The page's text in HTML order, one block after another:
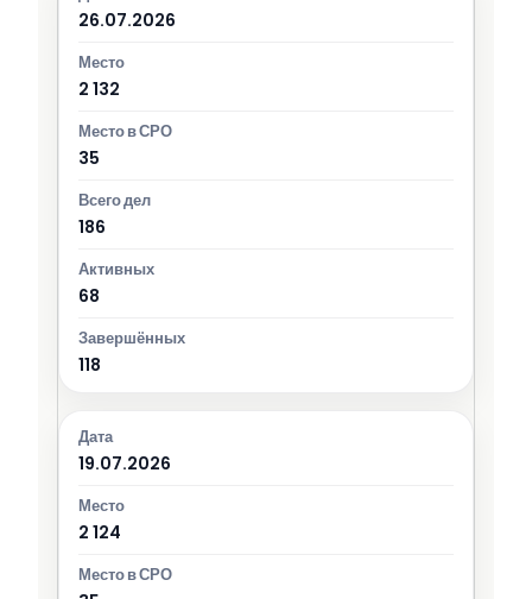
26.07.2026
2 132
35
186
68
118
19.07.2026
2 124